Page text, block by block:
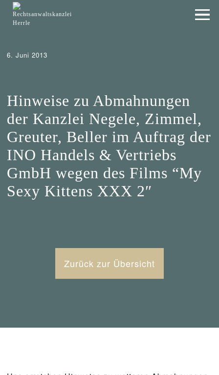
6. Juni 2013
Hinweise zu Abmahnungen
der Kanzlei Negele, Zimmel,
Greuter, Beller im Auftrag der
INO Handels & Vertriebs
GmbH wegen des Films “My
Sexy Kittens XXX 2″
Zurück zur Übersicht